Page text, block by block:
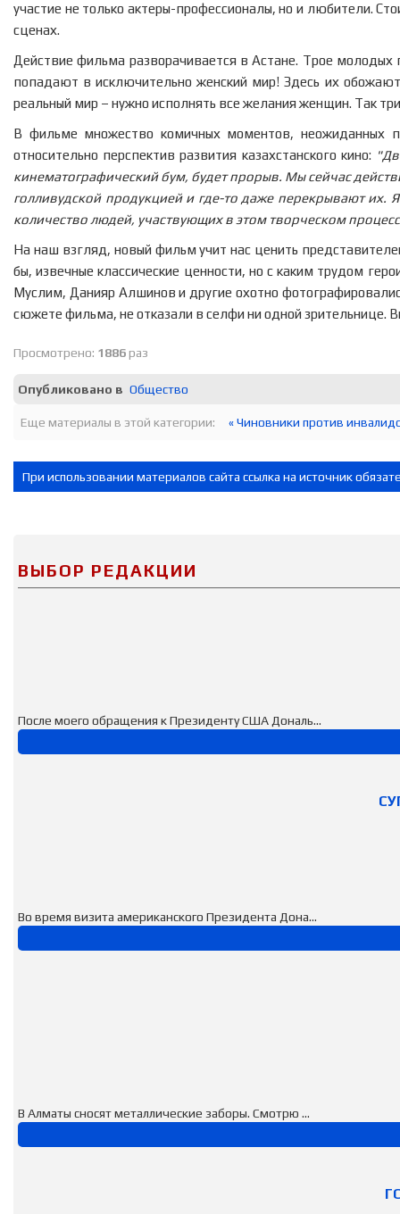
участие не только актеры-профессионалы, но и любители.
сценах.
Действие фильма разворачивается в Астане. Трое
попадают в исключительно женский мир! Здесь их
реальный мир – нужно исполнять все желания женщин. Так
В фильме множество комичных моментов, неожиданных
относительно перспектив развития казахстанского кино:
кинематографический бум, будет прорыв. Мы сейчас
голливудской продукцией и где-то даже перекрывают их.
количество людей, участвующих в этом творческом
На наш взгляд, новый фильм учит нас ценить
бы, извечные классические ценности, но с каким трудом
Муслим, Данияр Алшинов и другие охотно
сюжете фильма, не отказали в селфи ни одной зрительнице.
Просмотрено: 1886раз
Опубликовано в Общество
Еще материалы в этой категории: « Чиновники против
При использовании материалов сайта ссылка на источник
ВЫБОР РЕДАКЦИИ
После моего обращения к Президенту США Дональ...
Во время визита американского Президента Дона...
В Алматы сносят металлические заборы. Смотрю ...